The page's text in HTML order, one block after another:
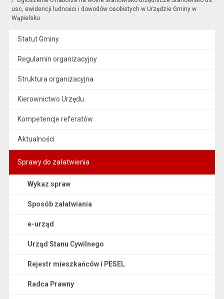
usc, ewidencji ludności i dowodów osobistych w Urzędzie Gminy w
Wąpielsku
Statut Gminy
Regulamin organizacyjny
Struktura organizacyjna
Kierownictwo Urzędu
Kompetencje referatów
Aktualności
Sprawy do załatwienia
Wykaz spraw
Sposób załatwiania
e-urząd
Urząd Stanu Cywilnego
Rejestr mieszkańców i PESEL
Radca Prawny